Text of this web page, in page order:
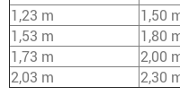
1,23 m
1,50
1,53 m
1,80
1,73 m
2,00
2,03 m
2,30